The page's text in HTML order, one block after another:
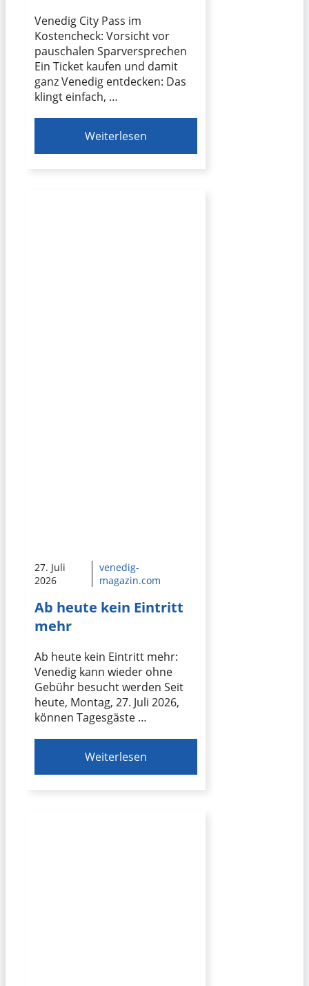
Venedig City Pass im
Kostencheck: Vorsicht vor
pauschalen Sparversprechen
Ein Ticket kaufen und damit
ganz Venedig entdecken: Das
klingt einfach, …
Weiterlesen
27. Juli
2026
venedig-
magazin.com
Ab heute kein Eintritt
mehr
Ab heute kein Eintritt mehr:
Venedig kann wieder ohne
Gebühr besucht werden Seit
heute, Montag, 27. Juli 2026,
können Tagesgäste …
Weiterlesen